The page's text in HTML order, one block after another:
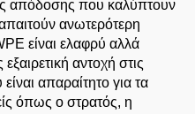
απόδοσης που καλύπτουν
ανωτερότερη
είναι ελαφρύ αλλά
αντοχή στις
απαραίτητο για τα
όπως ο στρατός, η